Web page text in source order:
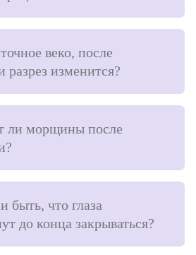
веко, после
разрез изменится?
ли морщины после
быть, что глаза
до конца закрываться?